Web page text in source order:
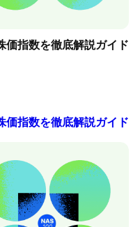
価指数を徹底解説ガイド
価指数を徹底解説ガイド